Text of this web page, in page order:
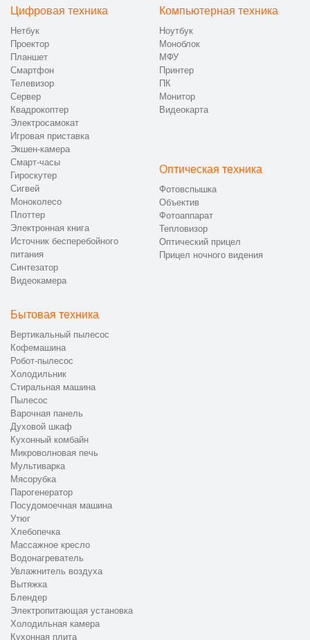
Цифровая техника
Нетбук
Проектор
Планшет
Смартфон
Телевизор
Сервер
Квадрокоптер
Электросамокат
Игровая приставка
Экшен-камера
Смарт-часы
Гироскутер
Сигвей
Моноколесо
Плоттер
Электронная книга
Источник бесперебойного
питания
Синтезатор
Видеокамера
Компьютерная техника
Ноутбук
Моноблок
МФУ
Принтер
ПК
Монитор
Видеокарта
Оптическая техника
Фотовспышка
Объектив
Фотоаппарат
Тепловизор
Оптический прицел
Прицел ночного видения
Бытовая техника
Вертикальный пылесос
Кофемашина
Робот-пылесос
Холодильник
Стиральная машина
Пылесос
Варочная панель
Духовой шкаф
Кухонный комбайн
Микроволновая печь
Мультиварка
Мясорубка
Парогенератор
Посудомоечная машина
Утюг
Хлебопечка
Массажное кресло
Водонагреватель
Увлажнитель воздуха
Вытяжка
Блендер
Электропитающая установка
Холодильная камера
Кухонная плита